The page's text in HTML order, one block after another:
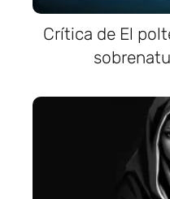
Crítica de El